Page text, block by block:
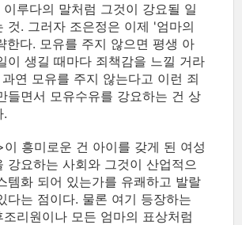
루다의 말처럼 그것이 강요될 일
것. 그러자 조은정은 이제 '엄마의
한다. 모유를 주지 않으면 평생 아
이 생길 때마다 죄책감을 느낄 거라
연 모유를 주지 않는다고 이런 죄
들면서 모유수유를 강요하는 건 상
.
흥미로운 건 아이를 갖게 된 여성
강요하는 사회와 그것이 산업적으
템화 되어 있는가를 유쾌하고 발랄
다는 점이다. 물론 여기 등장하는
리원이나 모든 엄마의 표상처럼